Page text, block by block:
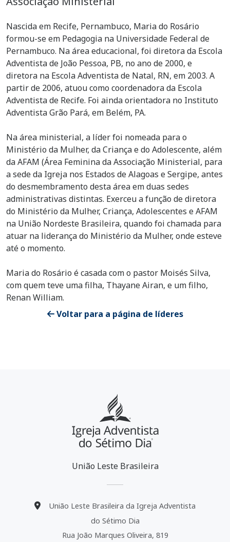
Nascida em Recife, Pernambuco, Maria do Rosário
formou-se em Pedagogia na Universidade Federal de
Pernambuco. Na área educacional, foi diretora da Escola
Adventista de João Pessoa, PB, no ano de 2000, e
diretora na Escola Adventista de Natal, RN, em 2003. A
partir de 2006, atuou como coordenadora da Escola
Adventista de Recife. Foi ainda orientadora no Instituto
Adventista Grão Pará, em Belém, PA.
Na área ministerial, a líder foi nomeada para o
Ministério da Mulher, da Criança e do Adolescente, além
da AFAM (Área Feminina da Associação Ministerial, para
a sede da Igreja nos Estados de Alagoas e Sergipe, antes
do desmembramento desta área em duas sedes
administrativas distintas. Exerceu a função de diretora
do Ministério da Mulher, Criança, Adolescentes e AFAM
na União Nordeste Brasileira, quando foi chamada para
atuar na liderança do Ministério da Mulher, onde esteve
até o momento.
Maria do Rosário é casada com o pastor Moisés Silva,
com quem teve uma filha, Thayane Airan, e um filho,
Renan William.
Voltar para a página de líderes
União Leste Brasileira
União Leste Brasileira da Igreja Adventista
do Sétimo Dia
Rua João Marques Oliveira, 819